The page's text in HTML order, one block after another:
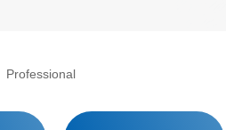
Professional